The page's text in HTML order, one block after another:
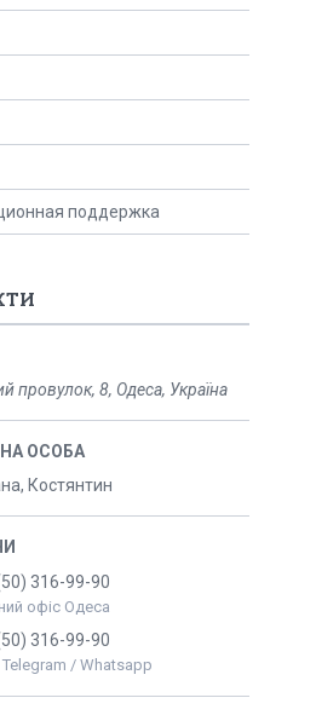
поддержка
провулок, 8, Одеса, Україна
Костянтин
316-99-90
офіс Одеса
316-99-90
/ Whatsapp